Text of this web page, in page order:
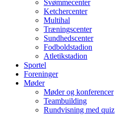
Svømmecenter
Ketchercenter
Multihal
Træningscenter
Sundhedscenter
Fodboldstadion
Atletikstadion
Sportel
Foreninger
Møder
Møder og konferencer
Teambuilding
Rundvisning med quiz